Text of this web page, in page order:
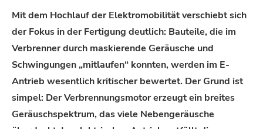
Mit dem Hochlauf der Elektromobilität verschiebt sich
der Fokus in der Fertigung deutlich: Bauteile, die im
Verbrenner durch maskierende Geräusche und
Schwingungen „mitlaufen“ konnten, werden im E-
Antrieb wesentlich kritischer bewertet. Der Grund ist
simpel: Der Verbrennungsmotor erzeugt ein breites
Geräuschspektrum, das viele Nebengeräusche